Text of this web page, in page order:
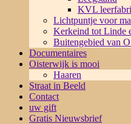
KVL
Lichtpuntje voor
Kerkeind tot Linde
Buitengebied van
Documentaires
Oisterwijk is mooi
Haaren
Straat in Beeld
Contact
uw gift
Gratis Nieuwsbrief